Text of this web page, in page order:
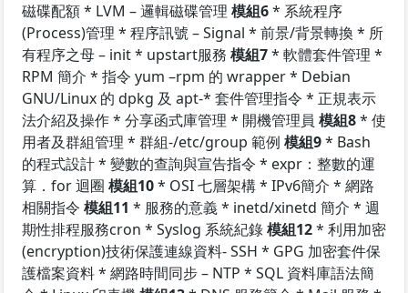
磁碟配額 * LVM – 邏輯磁碟管理 模組6* 系統程序
(Process)管理 * 程序訊號 – Signal * 前景/背景轉換 * 所
有程序之母 – init * upstart服務 模組7* 軟體套件管理 *
RPM 簡介 * 指令 yum –rpm 的 wrapper * Debian
GNU/Linux 的 dpkg 及 apt-* 套件管理指令 * 正規表示
法介紹及操作 * 分享函式庫管理 * 開機管理員 模組8* 使
用者及群組管理 * 群組-/etc/group 範例 模組9* Bash
的程式設計 * 變數的查詢與宣告指令 * expr：整數的運
算．for 迴圈 模組10* OSI 七層架構 * IPv6簡介 * 網路
相關指令 模組11 * 服務的意義 * inetd/xinetd 簡介 * 週
期性排程服務cron * Syslog 系統紀錄模組12* 利用加密
(encryption)技術保護連線資料- SSH * GPG 加密套件保
護檔案資料 * 網路時間同步 – NTP * SQL 資料庫語法簡